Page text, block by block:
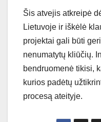
Šis atvejis atkreipė
Lietuvoje ir iškėlė
projektai gali būti
nenumatytų kliūčių.
bendruomenė tikisi,
kurios padėtų
procesą ateityje.